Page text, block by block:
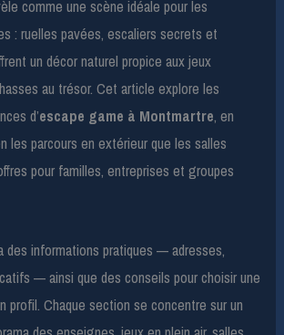
comme une scène idéale pour les
: ruelles pavées, escaliers secrets et
un décor naturel propice aux jeux
au trésor. Cet article explore les
d’escape game à Montmartre, en
les parcours en extérieur que les salles
pour familles, entreprises et groupes
des informations pratiques — adresses,
— ainsi que des conseils pour choisir une
profil. Chaque section se concentre sur un